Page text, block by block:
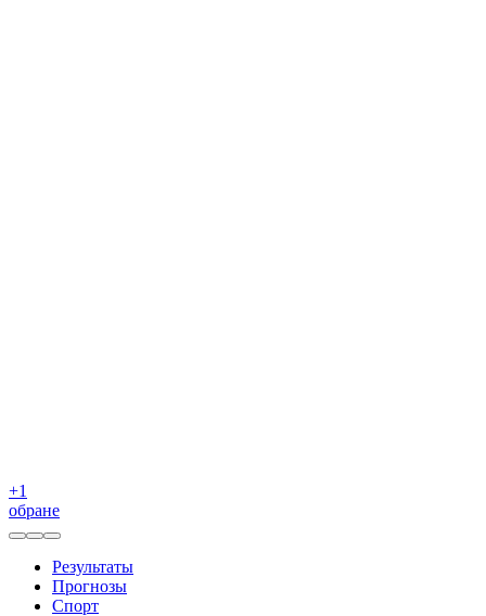
+1
обране
Результаты
Прогнозы
Спорт